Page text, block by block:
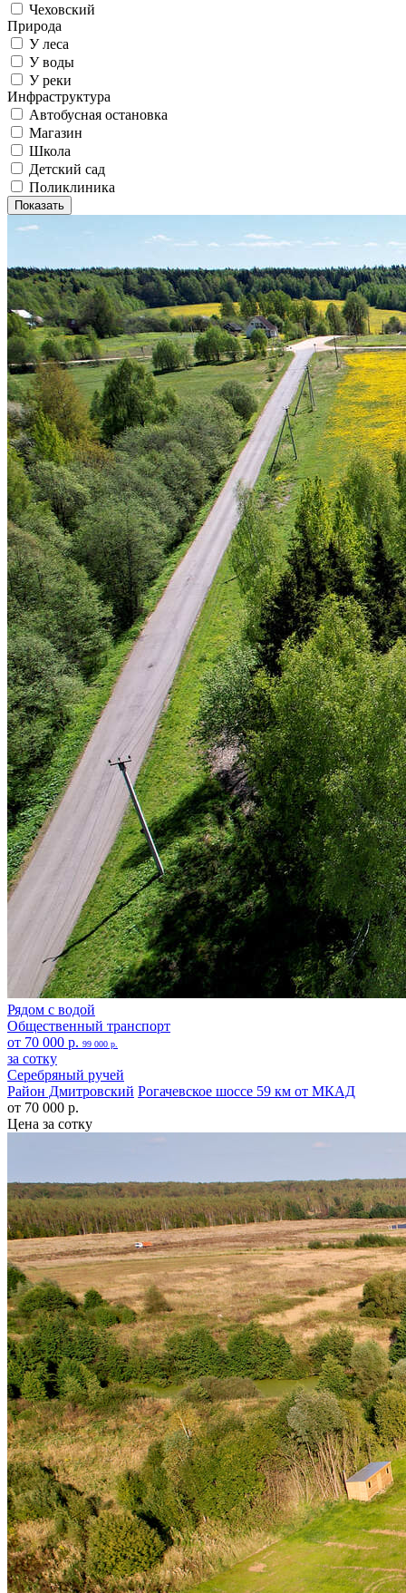
Чеховский
Природа
У леса
У воды
У реки
Инфраструктура
Автобусная остановка
Магазин
Школа
Детский сад
Поликлиника
Рядом с водой
Общественный транспорт
от 70 000 р. 99 000 р.
за сотку
Серебряный ручей
Район Дмитровский Рогачевское шоссе 59 км от МКАД
от 70 000 р.
Цена за сотку